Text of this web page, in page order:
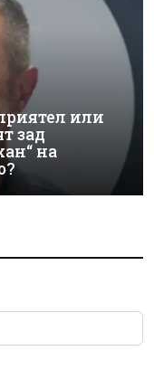
или
зад
на